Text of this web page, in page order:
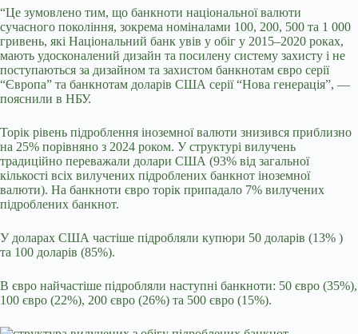
“Це зумовлено тим, що банкноти національної валюти
сучасного покоління, зокрема номіналами 100, 200, 500 та 1 000
гривень, які Національний банк увів у обіг у 2015–2020 роках,
мають удосконалений дизайн та посилену систему захисту і не
поступаються за дизайном та захистом банкнотам євро серії
“Європа” та банкнотам доларів США серії “Нова генерація”, —
пояснили в НБУ.
Торік рівень підроблення іноземної валюти знизився приблизно
на 25% порівняно з 2024 роком. У структурі вилучень
традиційно переважали долари США (93% від загальної
кількості всіх вилучених підроблених банкнот іноземної
валюти). На банкноти євро торік припадало 7% вилучених
підроблених банкнот.
У доларах США частіше підробляли купюри 50 доларів (13% )
та 100 доларів (85%).
В євро найчастіше підробляли наступні банкноти: 50 євро (35%),
100 євро (22%), 200 євро (26%) та 500 євро (15%).